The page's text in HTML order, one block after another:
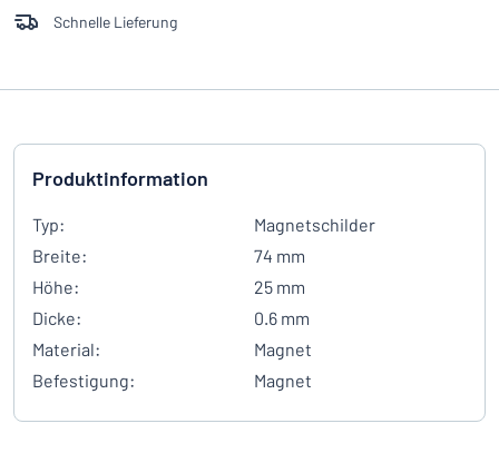
Schnelle Lieferung
Produktinformation
Typ:
Magnetschilder
Breite:
74 mm
Höhe:
25 mm
Dicke:
0.6 mm
Material:
Magnet
Befestigung:
Magnet